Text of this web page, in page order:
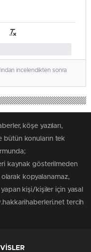
incelendikten sonra
köşe yazıları,
bütün konuların tek
kaynak gösterilmeden
olarak kopyalanamaz,
yapan kişi/kişiler için yasal
tercih